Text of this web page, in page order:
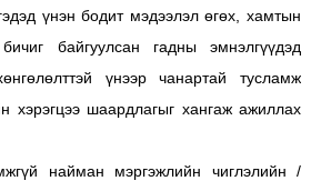
үнэн бодит мэдээлэл өгөх, хамтын
байгуулсан гадны эмнэлгүүдэд
үнээр чанартай тусламж
хэрэгцээ шаардлагыг хангаж ажиллах
найман мэргэжлийн чиглэлийн /